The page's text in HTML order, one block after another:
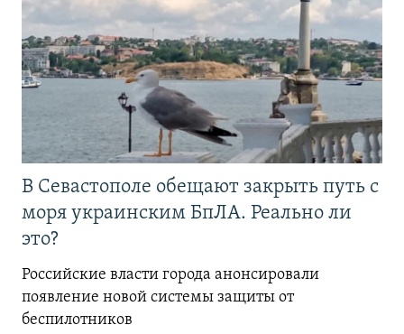
В Севастополе обещают закрыть путь с
моря украинским БпЛА. Реально ли
это?
Российские власти города анонсировали
появление новой системы защиты от
беспилотников